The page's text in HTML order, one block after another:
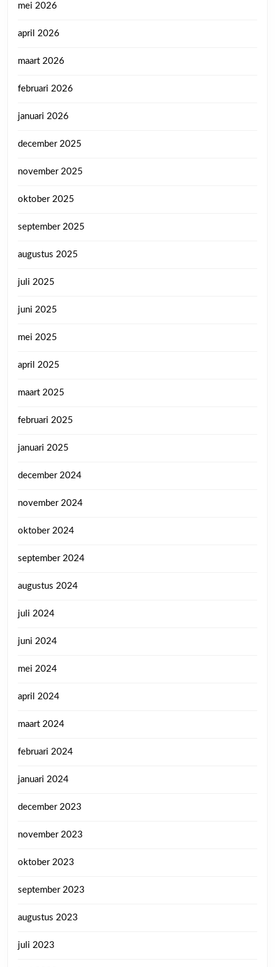
mei 2026
april 2026
maart 2026
februari 2026
januari 2026
december 2025
november 2025
oktober 2025
september 2025
augustus 2025
juli 2025
juni 2025
mei 2025
april 2025
maart 2025
februari 2025
januari 2025
december 2024
november 2024
oktober 2024
september 2024
augustus 2024
juli 2024
juni 2024
mei 2024
april 2024
maart 2024
februari 2024
januari 2024
december 2023
november 2023
oktober 2023
september 2023
augustus 2023
juli 2023